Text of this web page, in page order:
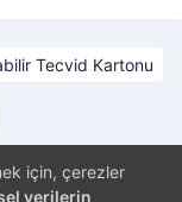
için, çerezler
verilerin
Tecvid Kartonu